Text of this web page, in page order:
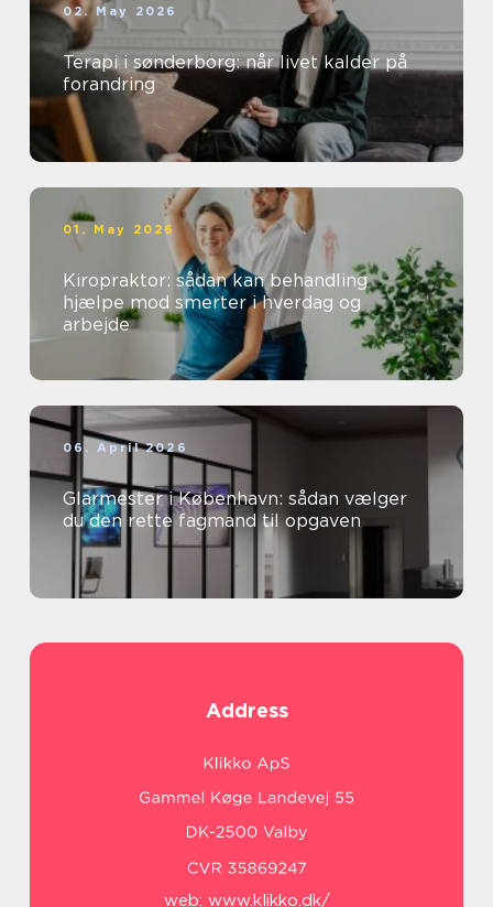
02. May 2026
Terapi i sønderborg: når livet kalder på
forandring
01. May 2026
Kiropraktor: sådan kan behandling
hjælpe mod smerter i hverdag og
arbejde
06. April 2026
Glarmester i København: sådan vælger
du den rette fagmand til opgaven
Address
web: www.klikko.dk/